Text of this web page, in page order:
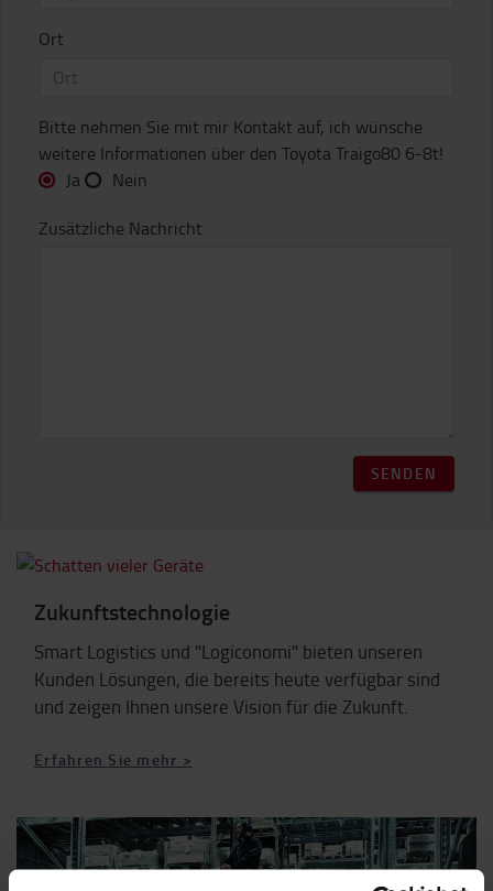
Ort
Bitte nehmen Sie mit mir Kontakt auf, ich wünsche
weitere Informationen über den Toyota Traigo80 6-8t!
Ja
Nein
Zusätzliche Nachricht
SENDEN
Zukunftstechnologie
Smart Logistics und "Logiconomi" bieten unseren
Kunden Lösungen, die bereits heute verfügbar sind
und zeigen Ihnen unsere Vision für die Zukunft.
Erfahren Sie mehr >